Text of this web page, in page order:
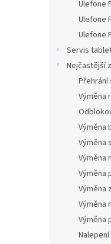
Ulefone
Ulefone
Ulefone
Servis
Nejčastější
Přehrání
Výměna
Výměna
Výměna
Výměna
Výměna
Výměna
Výměna
Výměna